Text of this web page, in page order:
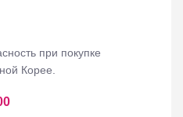
при покупке
Корее.